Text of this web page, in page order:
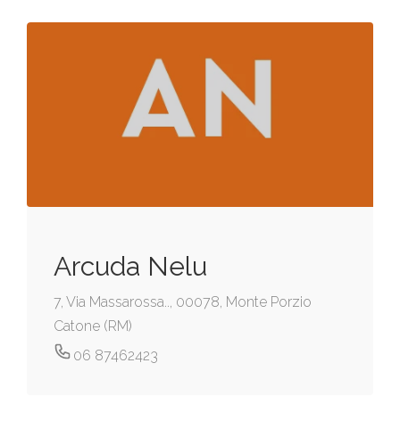
Arcuda Nelu
7, Via Massarossa.., 00078, Monte Porzio
Catone (RM)
06 87462423